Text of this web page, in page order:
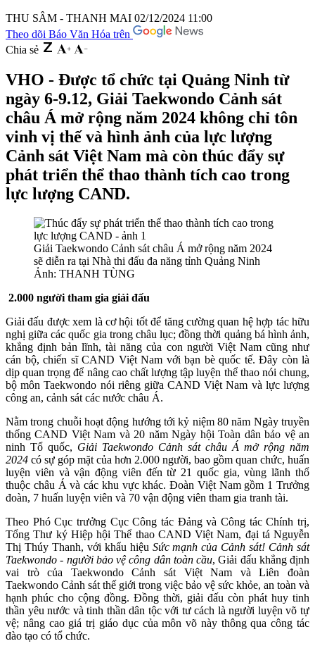
THU SÂM - THANH MAI 02/12/2024 11:00
Theo dõi Báo Văn Hóa trên
Chia sẻ
VHO - Được tổ chức tại Quảng Ninh từ
ngày 6-9.12, Giải Taekwondo Cảnh sát
châu Á mở rộng năm 2024 không chỉ tôn
vinh vị thế và hình ảnh của lực lượng
Cảnh sát Việt Nam mà còn thúc đẩy sự
phát triển thể thao thành tích cao trong
lực lượng CAND.
Giải Taekwondo Cảnh sát châu Á mở rộng năm 2024
sẽ diễn ra tại Nhà thi đấu đa năng tỉnh Quảng Ninh
Ảnh: THANH TÙNG
2.000 người tham gia giải đấu
Giải đấu được xem là cơ hội tốt để tăng cường quan hệ hợp tác hữu
nghị giữa các quốc gia trong châu lục; đồng thời quảng bá hình ảnh,
khẳng định bản lĩnh, tài năng của con người Việt Nam cũng như
cán bộ, chiến sĩ CAND Việt Nam với bạn bè quốc tế. Đây còn là
dịp quan trọng để nâng cao chất lượng tập luyện thể thao nói chung,
bộ môn Taekwondo nói riêng giữa CAND Việt Nam và lực lượng
công an, cảnh sát các nước châu Á.
Nằm trong chuỗi hoạt động hướng tới kỷ niệm 80 năm Ngày truyền
thống CAND Việt Nam và 20 năm Ngày hội Toàn dân bảo vệ an
ninh Tổ quốc, Giải Taekwondo Cảnh sát châu Á mở rộng năm
2024 có sự góp mặt của hơn 2.000 người, bao gồm quan chức, huấn
luyện viên và vận động viên đến từ 21 quốc gia, vùng lãnh thổ
thuộc châu Á và các khu vực khác. Đoàn Việt Nam gồm 1 Trưởng
đoàn, 7 huấn luyện viên và 70 vận động viên tham gia tranh tài.
Theo Phó Cục trưởng Cục Công tác Đảng và Công tác Chính trị,
Tổng Thư ký Hiệp hội Thể thao CAND Việt Nam, đại tá Nguyễn
Thị Thúy Thanh, với khẩu hiệu Sức mạnh của Cảnh sát! Cảnh sát
Taekwondo - người bảo vệ công dân toàn cầu, Giải đấu khẳng định
vai trò của Taekwondo Cảnh sát Việt Nam và Liên đoàn
Taekwondo Cảnh sát thế giới trong việc bảo vệ sức khỏe, an toàn và
hạnh phúc cho cộng đồng. Đồng thời, giải đấu còn phát huy tinh
thần yêu nước và tinh thần dân tộc với tư cách là người luyện võ tự
vệ; nâng cao giá trị giáo dục của môn võ này thông qua công tác
đào tạo có tổ chức.